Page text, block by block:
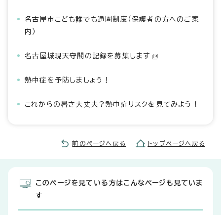
名古屋市こども誰でも通園制度（保護者の方へのご案
内）
名古屋城現天守閣の記録を募集します
熱中症を予防しましょう！
これからの暑さ大丈夫？熱中症リスクを見てみよう！
前のページへ戻る トップページへ戻る
このページを見ている方はこんなページも見ていま
す